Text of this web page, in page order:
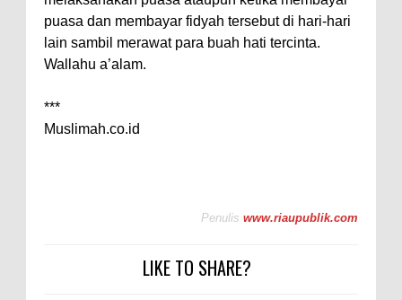
puasa dan membayar fidyah tersebut di hari-hari
lain sambil merawat para buah hati tercinta.
Wallahu a’alam.
***
Muslimah.co.id
Penulis www.riaupublik.com
LIKE TO SHARE?